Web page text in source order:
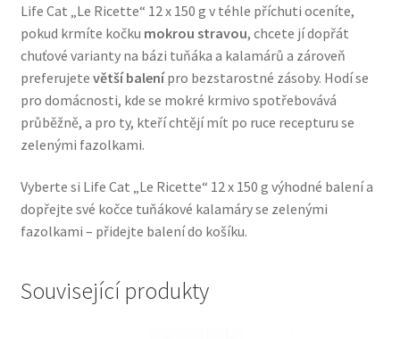
Life Cat „Le Ricette“ 12 x 150 g v téhle příchuti oceníte,
pokud krmíte kočku mokrou stravou, chcete jí dopřát
chuťové varianty na bázi tuňáka a kalamárů a zároveň
preferujete větší balenípro bezstarostné zásoby. Hodí se
pro domácnosti, kde se mokré krmivo spotřebovává
průběžně, a pro ty, kteří chtějí mít po ruce recepturu se
zelenými fazolkami.
Vyberte si Life Cat „Le Ricette“ 12 x 150 g výhodné balení a
dopřejte své kočce tuňákové kalamáry se zelenými
fazolkami – přidejte balení do košíku.
Související produkty